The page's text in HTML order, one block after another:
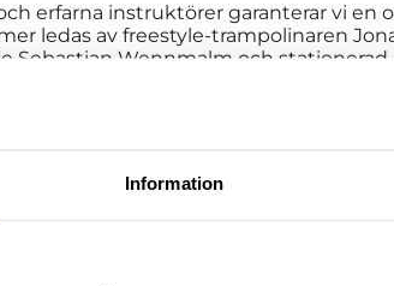
Information
erfarna instruktörer garanterar vi en
ledas av freestyle-trampolinaren
Sebastian Wennmalm och stationerad
trampoliner, eurotramps,
Alla lägerdeltagare får fri tillgång
hoppande.